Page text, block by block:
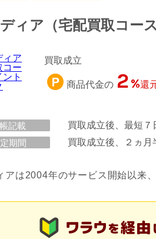
ィア（宅配買取コース
買取成立
商品代金の 2%還
記載
買取成立後、最短７
期間
買取成立後、２ヵ月
アは2004年のサービス開始以来